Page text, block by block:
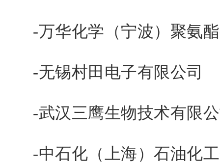
-万华化学（宁波）聚氨酯
-无锡村田电子有限公司
-武汉三鹰生物技术有限
-中石化（上海）石油化工